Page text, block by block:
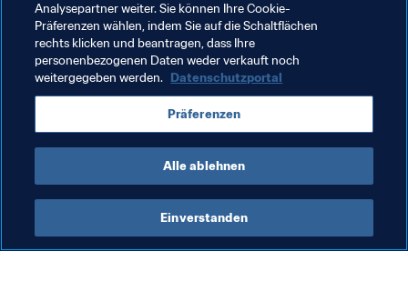
Zitat
"Wenn Kylian weiter so meine Rekorde jagt, muss ich
wohl noch mal die Fussballschuhe schnüren
Pelé. "Der König bleibt immer der König", antwortete
Analysepartner weiter. Sie können Ihre Cookie-
Präferenzen wählen, indem Sie auf die Schaltflächen
rechts klicken und beantragen, dass Ihre
personenbezogenen Daten weder verkauft noch
weitergegeben werden. Datenschutzportal
Präferenzen
Alle ablehnen
Einverstanden